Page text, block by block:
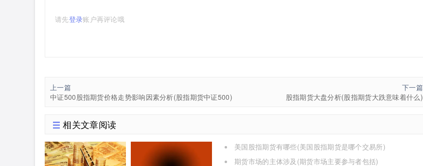
请先登录账户再评论哦
上一篇
中证500股指期货价格走势影响因素分析(股指期货中证500)
下一篇
股指期货大盘分析(股指期货大跌意味着什么)
相关文章阅读
美国股指期货有哪些(美国股指期货是哪个交易所)
期货市场的主体涉及(期货市场主要参与者包括)